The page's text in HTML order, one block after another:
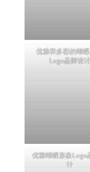
优雅和多彩的蝴
Logo品牌设计
优雅蝴蝶形象Logo
计